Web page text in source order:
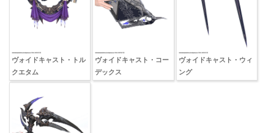
ヴォイドキャスト・トル
クエタム
ヴォイドキャスト・コー
デックス
ヴォイドキャスト・ウィ
ング